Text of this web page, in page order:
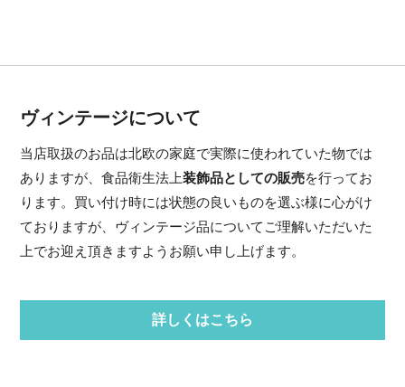
ヴィンテージについて
当店取扱のお品は北欧の家庭で実際に使われていた物では
ありますが、食品衛生法上装飾品としての販売を行ってお
ります。買い付け時には状態の良いものを選ぶ様に心がけ
ておりますが、ヴィンテージ品についてご理解いただいた
上でお迎え頂きますようお願い申し上げます。
詳しくはこちら